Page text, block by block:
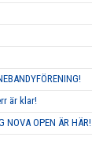
är klar!
NOVA OPEN ÄR HÄR!